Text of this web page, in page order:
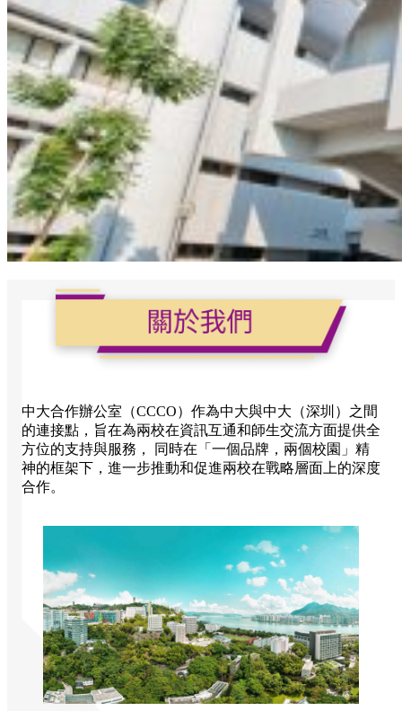
中大合作辦公室（CCCO）作為中大與中大（深圳）之間
的連接點，旨在為兩校在資訊互通和師生交流方面提供全
方位的支持與服務， 同時在「一個品牌，兩個校園」精
神的框架下，進一步推動和促進兩校在戰略層面上的深度
合作。